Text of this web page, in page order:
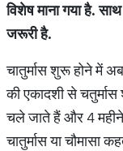
विशेष माना गया है.
जरूरी है.
चातुर्मास शुरू होने में
की एकादशी से चतुर्मास
चले जाते हैं और 4
चातुर्मास या चौमासा